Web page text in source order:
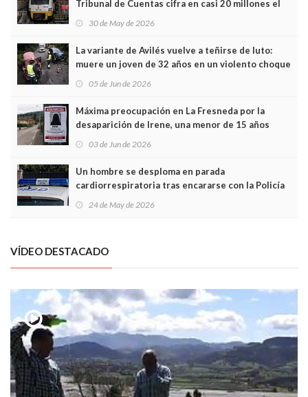
Tribunal de Cuentas cifra en casi 20 millones el
sobrecoste de los trenes que no cabían por los
30 de May de 2026
La variante de Avilés vuelve a teñirse de luto:
muere un joven de 32 años en un violento choque
frontal
05 de Jun de 2026
Máxima preocupación en La Fresneda por la
desaparición de Irene, una menor de 15 años
03 de Jun de 2026
Un hombre se desploma en parada
cardiorrespiratoria tras encararse con la Policía
Local en Luanco
24 de May de 2026
VÍDEO DESTACADO